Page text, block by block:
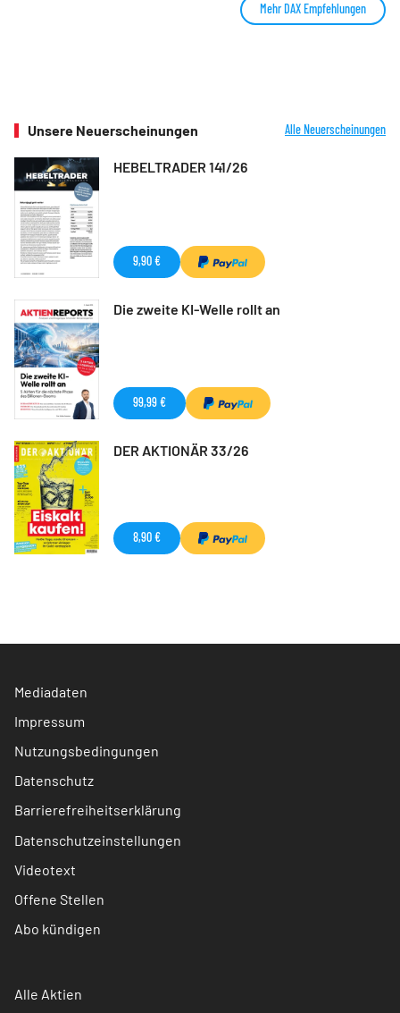
Mehr DAX Empfehlungen
Unsere Neuerscheinungen Alle Neuerscheinungen
HEBELTRADER 141/26
9,90 €
Die zweite KI-Welle rollt an
99,99 €
DER AKTIONÄR 33/26
8,90 €
Mediadaten
Impressum
Nutzungsbedingungen
Datenschutz
Barrierefreiheitserklärung
Datenschutzeinstellungen
Videotext
Offene Stellen
Abo kündigen
Alle Aktien